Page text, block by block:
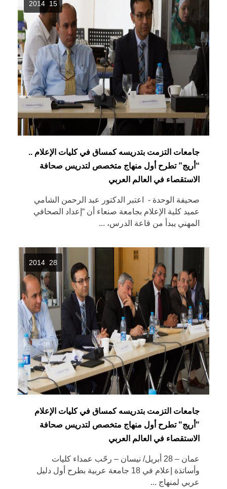
15 2014
جامعات التزمت بتدريسه كمساق في كليات الإعلام ..
“أريج” تطرح أول منهاج متخصص لتدريس صحافة
الاستقصاء في العالم العربي
صحيفة الوحدة - اعتبر الدكتور عبد الرحمن الشامي
عميد كلية الإعلام بجامعة صنعاء أن “إعداد الصحافي
المهني يبدأ من قاعة الدرس، ...
28 2014
جامعات التزمت بتدريسه كمساق في كليات الإعلام
"أريج" تطرح أول منهاج متخصص لتدريس صحافة
الاستقصاء في العالم العربي
عمان – 28 أبريل/ نيسان – رحّب عمداء كليات
وأساتذة إعلام في 18 جامعة عربية بطرح أول دليل
عربي لمنهاج ...